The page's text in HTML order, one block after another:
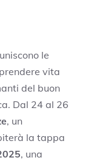
le
vita
del buon
Dal 24 al 26
, un
la tappa
, una